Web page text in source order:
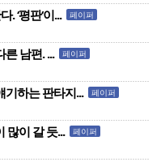
‘평판‘이... 페이퍼
른 남편. ... 페이퍼
기하는 판타지... 페이퍼
많이 갈 듯... 페이퍼